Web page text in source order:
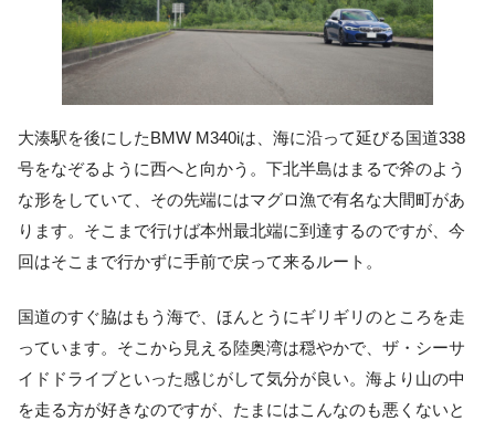
大湊駅を後にしたBMW M340iは、海に沿って延びる国道338
号をなぞるように西へと向かう。下北半島はまるで斧のよう
な形をしていて、その先端にはマグロ漁で有名な大間町があ
ります。そこまで行けば本州最北端に到達するのですが、今
回はそこまで行かずに手前で戻って来るルート。
国道のすぐ脇はもう海で、ほんとうにギリギリのところを走
っています。そこから見える陸奥湾は穏やかで、ザ・シーサ
イドドライブといった感じがして気分が良い。海より山の中
を走る方が好きなのですが、たまにはこんなのも悪くないと